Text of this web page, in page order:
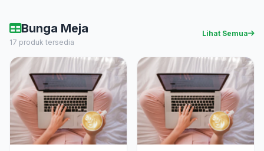
Bunga Meja
17 produk tersedia
Lihat Semua